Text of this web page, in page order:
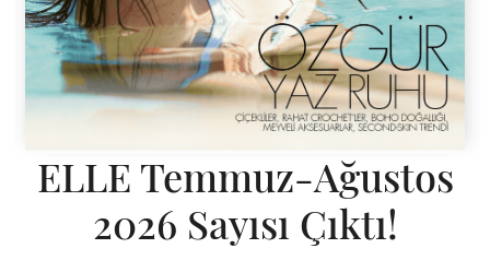
ELLE Temmuz-Ağustos
2026 Sayısı Çıktı!